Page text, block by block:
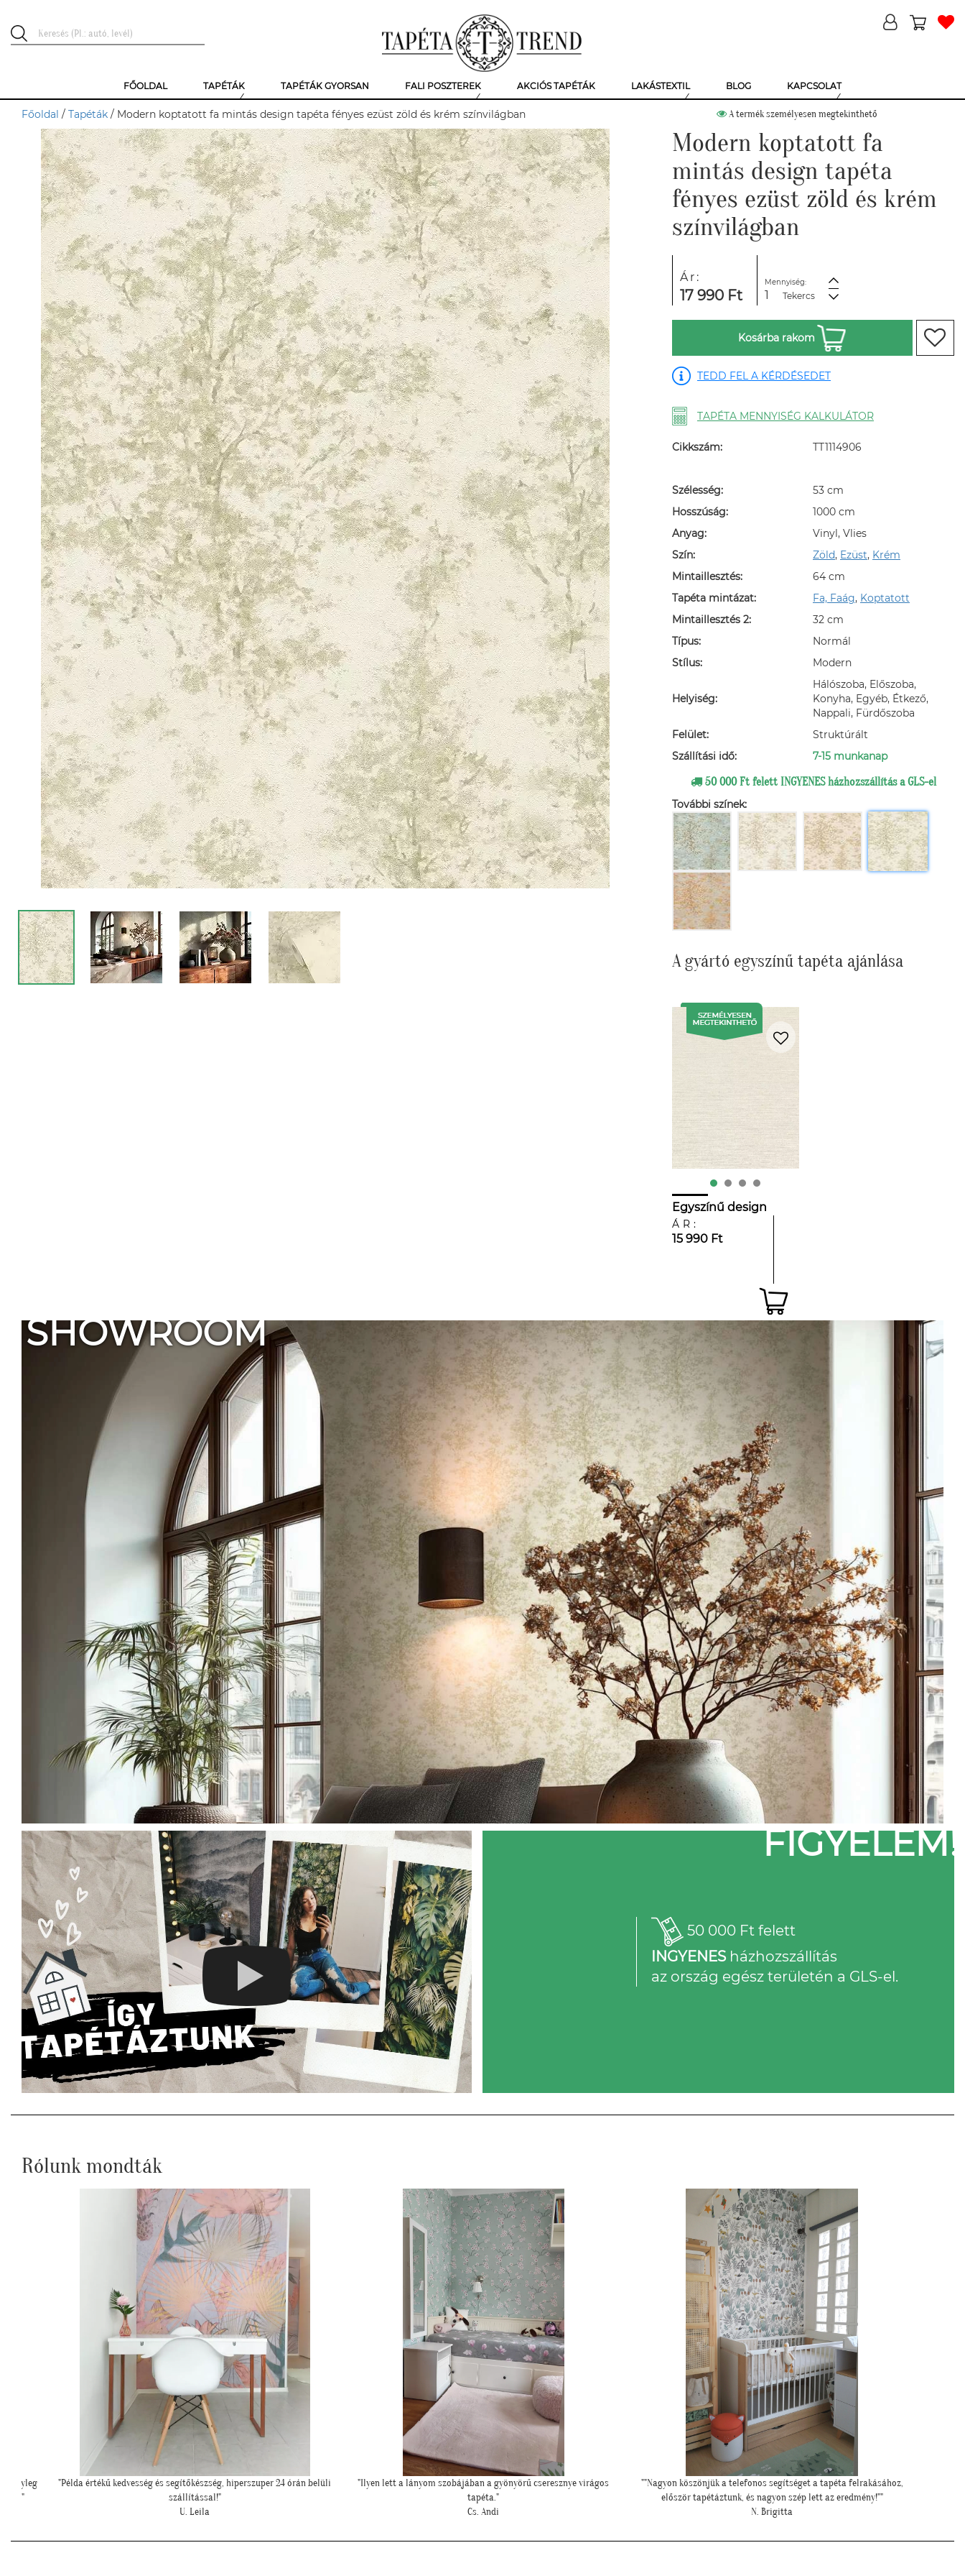
FŐOLDAL TAPÉTÁK TAPÉTÁK GYORSAN FALI POSZTEREK AKCIÓS TAPÉTÁK LAKÁSTEXTIL BLOG KAPCSOLAT
Főoldal / Tapéták / Modern koptatott fa mintás design tapéta fényes ezüst zöld és krém színvilágban A termék személyesen megtekinthető
Modern koptatott fa
mintás design tapéta
fényes ezüst zöld és krém
színvilágban
Ár:
17 990 Ft
Mennyiség:
Tekercs
Kosárba rakom
TEDD FEL A KÉRDÉSEDET
TAPÉTA MENNYISÉG KALKULÁTOR
Cikkszám: TT1114906
Szélesség:
53 cm
Hosszúság:
1000 cm
Anyag:
Vinyl, Vlies
Szín:
Zöld, Ezüst, Krém
Mintaillesztés:
64 cm
Tapéta mintázat:
Fa, Faág, Koptatott
Mintaillesztés 2:
32 cm
Típus:
Normál
Stílus:
Modern
Helyiség:
Hálószoba, Előszoba,
Konyha, Egyéb, Étkező,
Nappali, Fürdőszoba
Felület:
Struktúrált
Szállítási idő:
7-15 munkanap
50 000 Ft felett INGYENES házhozszállítás a GLS-el
További színek:
A gyártó egyszínű tapéta ajánlása
Egyszínű design
tapéta matt tojáshéj
színben
ÁR:
15 990 Ft
SHOWROOM
FIGYELEM!
50 000 Ft felett
INGYENESházhozszállítás
az ország egész területén a GLS-el.
Rólunk mondták
belüli
"Ilyen lett a lányom szobájában a gyönyörű cseresznye virágos
tapéta."
Cs. Andi
""Nagyon köszönjük a telefonos segítséget a tapéta felrakásához,
először tapétáztunk, és nagyon szép lett az eredmény!""
N. Brigitta
"Meseszép lett a tapéta! Köszönöm a sok segítséget"
T. Mariann